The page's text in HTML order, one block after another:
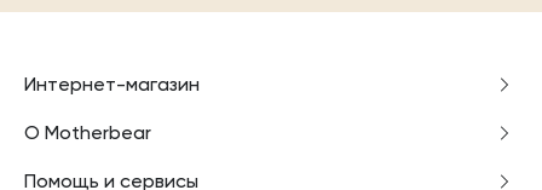
Интернет-магазин
О Motherbear
Помощь и сервисы